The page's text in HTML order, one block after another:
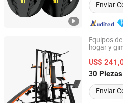
Enviar
Equipos de
hogar y
máquinas
deportivos
US$
30 Piezas
Enviar
DEQING SISTER SPORTS CO.,
Zhejiang, China